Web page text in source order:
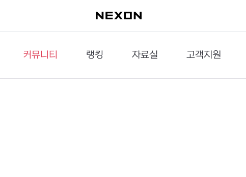
커뮤니티
이슈게시판
랭킹
던전랭킹
자료실
다운로드
고객지원
문의하기